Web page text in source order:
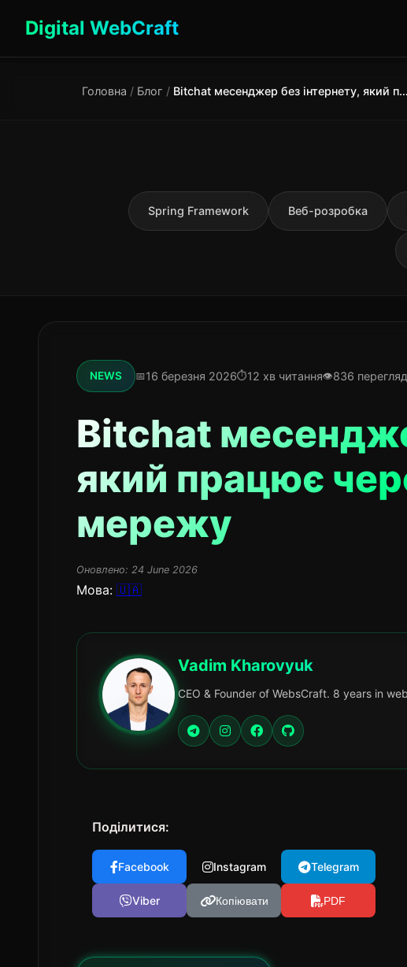
Digital WebCraft
Головна / Блог / Bitchat месенджер без інтернету, який працює через Bluetooth-мережу
Spring Framework Веб-розробка
NEWS 16 березня 2026 12 хв читання 836 перегляд
Bitchat
який працює
мережу
Оновлено: 24 June 2026
Мова: 🇺🇦
Vadim Kharovyuk
CEO & Founder of WebsCraft. 8 years in
Поділитися:
Facebook Instagram Telegram
Viber Копіювати PDF